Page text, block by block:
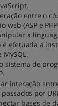
entre o
web (ASP e
a
é efetuada a
MySQL.
sistema de
interação
por
bases de